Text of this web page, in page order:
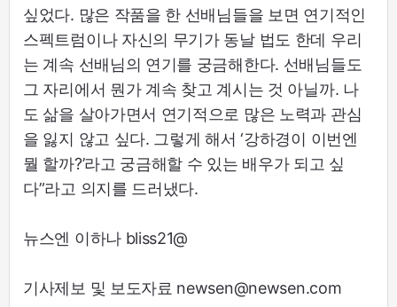
싶었다. 많은 작품을 한 선배님들을 보면 연기적인
스펙트럼이나 자신의 무기가 동날 법도 한데 우리
는 계속 선배님의 연기를 궁금해한다. 선배님들도
그 자리에서 뭔가 계속 찾고 계시는 것 아닐까. 나
도 삶을 살아가면서 연기적으로 많은 노력과 관심
을 잃지 않고 싶다. 그렇게 해서 ‘강하경이 이번엔
뭘 할까?’라고 궁금해할 수 있는 배우가 되고 싶
다”라고 의지를 드러냈다.
뉴스엔 이하나 bliss21@
기사제보 및 보도자료 newsen@newsen.com